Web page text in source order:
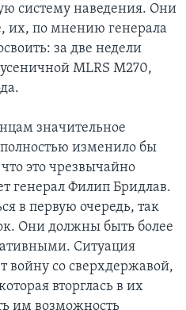
систему наведения. Они
их, по мнению генерала
за две недели
MLRS M270,
значительное
полностью изменило бы
это чрезвычайно
генерал Филип Бридлав.
в первую очередь, так
Они должны быть более
Ситуация
войну со сверхдержавой,
вторглась в их
им возможность